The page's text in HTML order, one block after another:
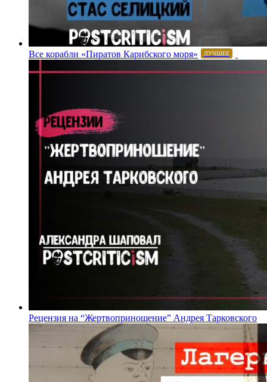
Все корабли «Пиратов Карибского моря» ЛУЧШЕЕ
Рецензия на “Жертвоприношение” Андрея Тарковского